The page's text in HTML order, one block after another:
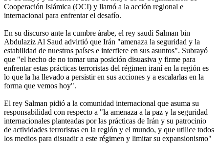
Cooperación Islámica (OCI) y llamó a la acción regional e
internacional para enfrentar el desafío.
En su discurso ante la cumbre árabe, el rey saudí Salman bin
Abdulaziz Al Saud advirtió que Irán "amenaza la seguridad y la
estabilidad de nuestros países e interfiere en sus asuntos". Subrayó
que "el hecho de no tomar una posición disuasiva y firme para
enfrentar estas prácticas terroristas del régimen iraní en la región es
lo que la ha llevado a persistir en sus acciones y a escalarlas en la
forma que vemos hoy".
El rey Salman pidió a la comunidad internacional que asuma su
responsabilidad con respecto a "la amenaza a la paz y la seguridad
internacionales planteadas por las prácticas de Irán y su patrocinio
de actividades terroristas en la región y el mundo, y que utilice todos
los medios para disuadir a este régimen y limitar su expansionismo"